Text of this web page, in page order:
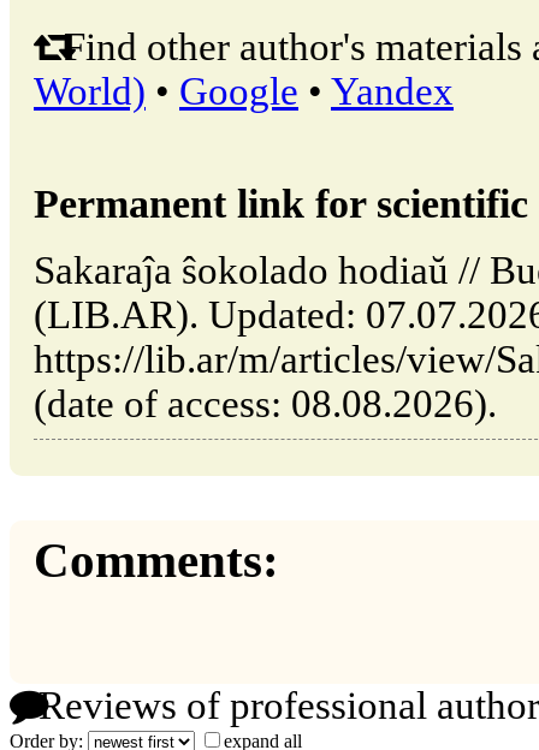
Find other author's materials
World) • Google • Yandex
Permanent link for
Sakaraĵa ŝokolado hodiaŭ //
(LIB.AR). Updated:
https://lib.ar/m/articles/view/
(date of access: 08.08.2026).
Comments:
Reviews of professional
Order by: expand all